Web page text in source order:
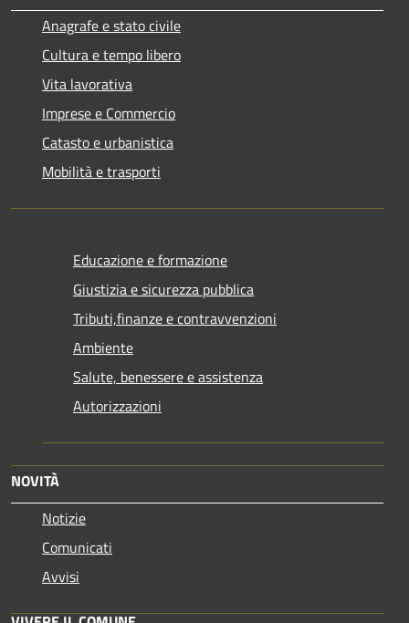
Anagrafe e stato civile
Cultura e tempo libero
Vita lavorativa
Imprese e Commercio
Catasto e urbanistica
Mobilità e trasporti
Educazione e formazione
Giustizia e sicurezza pubblica
Tributi,finanze e contravvenzioni
Ambiente
Salute, benessere e assistenza
Autorizzazioni
NOVITÀ
Notizie
Comunicati
Avvisi